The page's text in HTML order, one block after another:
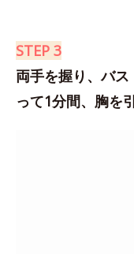
STEP 3
両手を握り、バ
って1分間、胸を